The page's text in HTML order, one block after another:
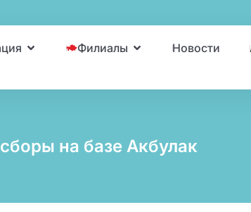
Филиалы Новости
на базе Акбулак